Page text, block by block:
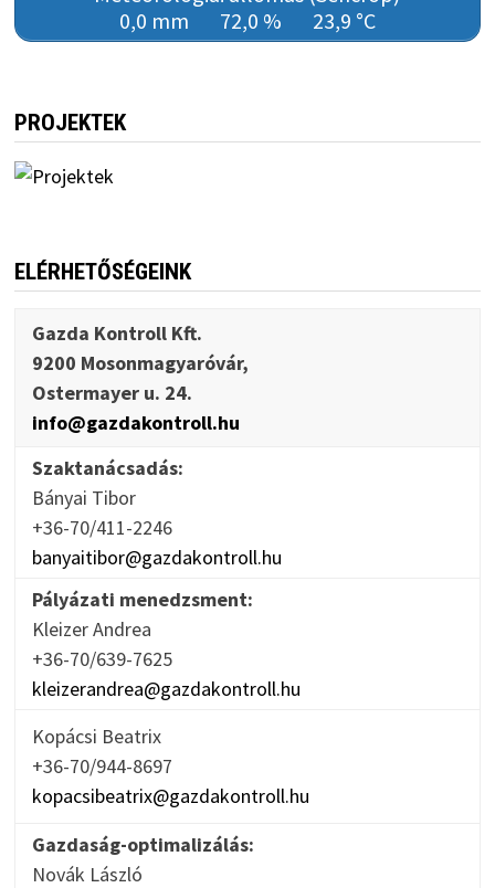
0,0 mm
72,0 % 23,9 °C
PROJEKTEK
ELÉRHETŐSÉGEINK
Gazda Kontroll Kft.
9200 Mosonmagyaróvár,
Ostermayer u. 24.
info@gazdakontroll.hu
Szaktanácsadás:
Bányai Tibor
+36-70/411-2246
banyaitibor@gazdakontroll.hu
Pályázati menedzsment:
Kleizer Andrea
+36-70/639-7625
kleizerandrea@gazdakontroll.hu
Kopácsi Beatrix
+36-70/944-8697
kopacsibeatrix@gazdakontroll.hu
Gazdaság-optimalizálás:
Novák László